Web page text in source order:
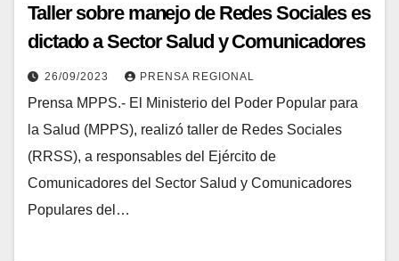
Taller sobre manejo de Redes Sociales es
dictado a Sector Salud y Comunicadores
Populares del estado Lara
26/09/2023 PRENSA REGIONAL
Prensa MPPS.- El Ministerio del Poder Popular para
la Salud (MPPS), realizó taller de Redes Sociales
(RRSS), a responsables del Ejército de
Comunicadores del Sector Salud y Comunicadores
Populares del…